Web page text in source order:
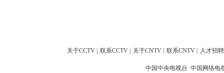
关于CCTV 联系CCTV 关于CNTV 联系CNTV 人才招聘
中国中央电视台 中国网络电